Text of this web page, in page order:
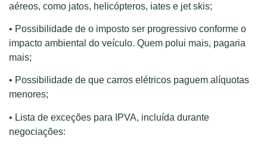
aéreos, como jatos, helicópteros, iates e jet skis;
• Possibilidade de o imposto ser progressivo conforme o
impacto ambiental do veículo. Quem polui mais, pagaria
mais;
• Possibilidade de que carros elétricos paguem alíquotas
menores;
• Lista de exceções para IPVA, incluída durante
negociações: